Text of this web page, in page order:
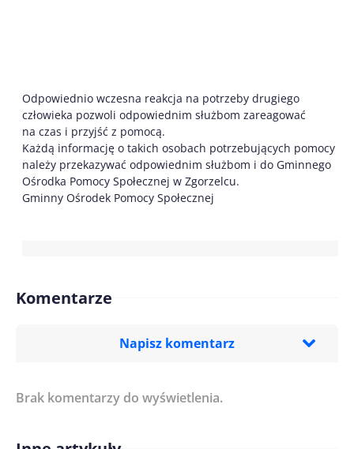
Odpowiednio wczesna reakcja na potrzeby drugiego
człowieka pozwoli odpowiednim służbom zareagować
na czas i przyjść z pomocą.
Każdą informację o takich osobach potrzebujących pomocy
należy przekazywać odpowiednim służbom i do Gminnego
Ośrodka Pomocy Społecznej w Zgorzelcu.
Gminny Ośrodek Pomocy Społecznej
Komentarze
Napisz komentarz
Imię/ Nick*
Brak komentarzy do wyświetlenia.